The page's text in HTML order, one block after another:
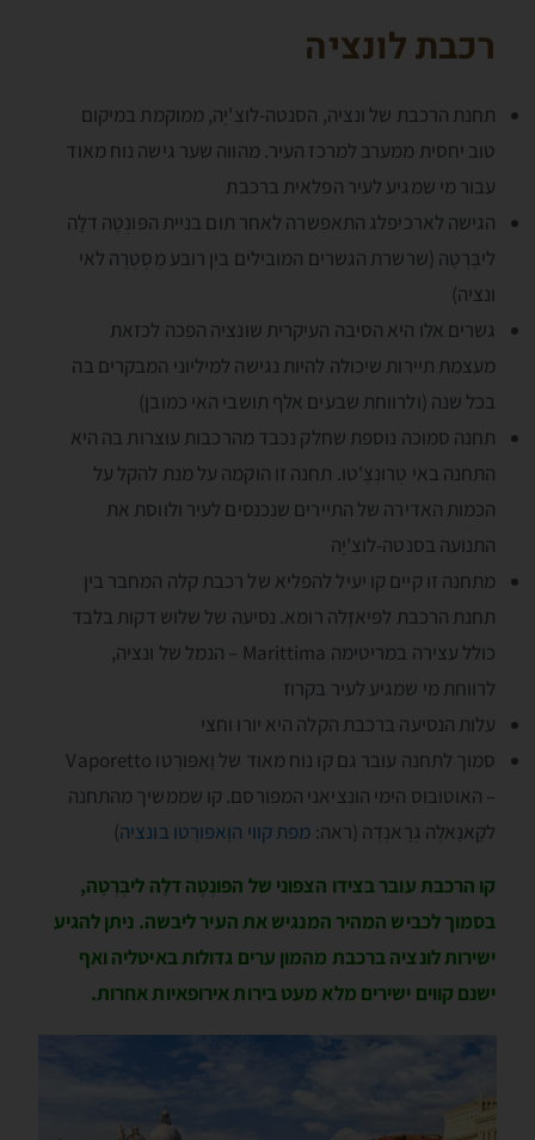
רכבת לונציה
תחנת הרכבת של ונציה, הסנטה-לוצִ'יָה, ממוקמת במיקום
טוב יחסית ממערב למרכז העיר. מהווה שער גישה נוח מאוד
עבור מי שמגיע לעיר הפלאית ברכבת
הגישה לארכיפלג התאפשרה לאחר תום בניית הפּונְטֶה דלָה
ליבֶּרְטָה (שרשרת הגשרים המובילים בין רובע מֶסְטְרֶה לאי
ונציה)
גשרים אלו היא הסיבה העיקרית שונציה הפכה לכזאת
מעצמת תיירות שיכולה להיות נגישה למיליוני המבקרים בה
בכל שנה (ולרווחת שבעים אלף תושבי האי כמובן)
תחנה סמוכה נוספת שחלק נכבד מהרכבות עוצרות בה היא
התחנה באי טְרונְצֶ'טו. תחנה זו הוקמה על מנת להקל על
הכמות האדירה של התיירים שנכנסים לעיר ולווסת את
התנועה בסנטה-לוצִ'יָה
מתחנה זו קיים קו יעיל להפליא של רכבת קלה המחבר בין
תחנת הרכבת לפּיאזֶלה רומא. נסיעה של שלוש דקות בלבד
כולל עצירה במריטימה Marittima – הנמל של ונציה,
לרווחת מי שמגיע לעיר בקרוז
עלות הנסיעה ברכבת הקלה היא יורו וחצי
סמוך לתחנה עובר גם קו נוח מאוד של וָאפּורֶטו Vaporetto
– האוטובוס הימי הונציאני המפורסם. קו שממשיך מהתחנה
לקָאנָאלֶה גְרָאנְדֶה (ראה: מפת קווי הוָאפּורֶטו בונציה)
קו הרכבת עובר בצידו הצפוני של הפּונְטֶה דלָה ליבֶּרְטָה,
בסמוך לכביש המהיר המנגיש את העיר ליבשה. ניתן להגיע
ישירות לונציה ברכבת מהמון ערים גדולות באיטליה ואף
ישנם קווים ישירים מלא מעט בירות אירופאיות אחרות.